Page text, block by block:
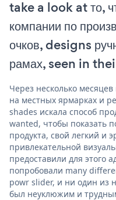
take a look at то,
компании по
очков, designs
рамах, seen in
Через несколько
на местных ярмарках и
shades искала способ
wanted, чтобы показать
продукта, свой легкий и
привлекательной
предоставили для этого
попробовали many
powr slider, и ни один из
был неуклюжим и